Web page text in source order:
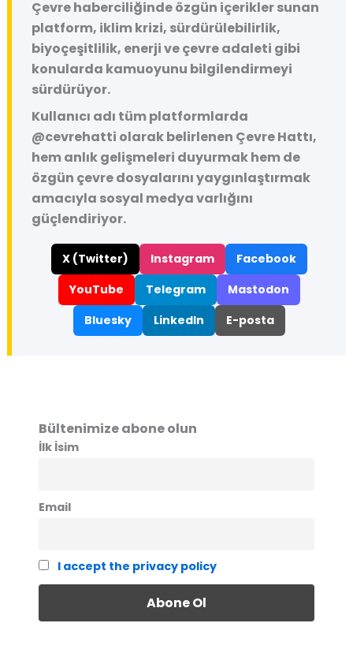
Çevre haberciliğinde özgün içerikler sunan
platform, iklim krizi, sürdürülebilirlik,
biyoçeşitlilik, enerji ve çevre adaleti gibi
konularda kamuoyunu bilgilendirmeyi
sürdürüyor.
Kullanıcı adı tüm platformlarda
@cevrehatti olarak belirlenen Çevre Hattı,
hem anlık gelişmeleri duyurmak hem de
özgün çevre dosyalarını yaygınlaştırmak
amacıyla sosyal medya varlığını
güçlendiriyor.
X (Twitter) Instagram
Facebook
YouTube
Telegram
Mastodon
Bluesky
LinkedIn E-posta
Bültenimize abone olun
İlk İsim
Email
I accept the privacy policy